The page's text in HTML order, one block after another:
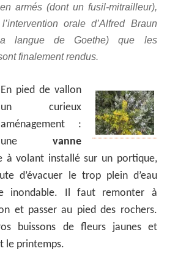
armés (dont un fusil-mitrailleur),
orale d’Alfred Braun
langue de Goethe) que les
finalement rendus.
En pied de vallon
un curieux
aménagement :
une vanne
à volant installé sur un portique,
d’évacuer le trop plein d’eau
inondable. Il faut remonter à
et passer au pied des rochers.
buissons de fleurs jaunes et
le printemps.